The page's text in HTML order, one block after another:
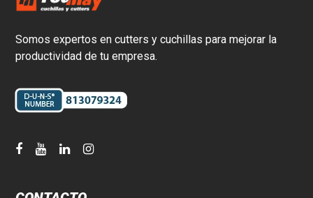
Somos expertos en cutters y cuchillas para mejorar la
productividad de tu empresa.